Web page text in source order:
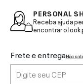
PERSONAL
Receba ajuda
encontrar o
Frete e entregaNão